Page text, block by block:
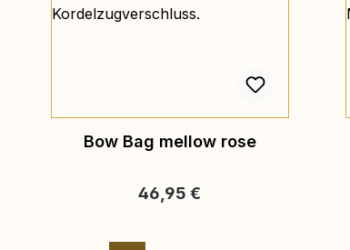
Bow Bag mellow rose
Regulärer Preis:
46,95 €